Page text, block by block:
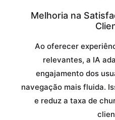
Melhoria na
Ao oferecer
relevantes, a IA
engajamento dos
navegação mais fluida.
e reduz a taxa de